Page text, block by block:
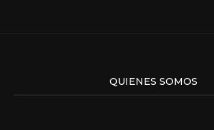
QUIENES SOMOS